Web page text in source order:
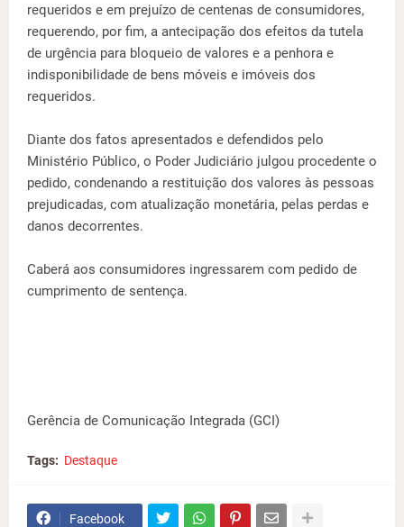
requeridos e em prejuízo de centenas de consumidores,
requerendo, por fim, a antecipação dos efeitos da tutela
de urgência para bloqueio de valores e a penhora e
indisponibilidade de bens móveis e imóveis dos
requeridos.
Diante dos fatos apresentados e defendidos pelo
Ministério Público, o Poder Judiciário julgou procedente o
pedido, condenando a restituição dos valores às pessoas
prejudicadas, com atualização monetária, pelas perdas e
danos decorrentes.
Caberá aos consumidores ingressarem com pedido de
cumprimento de sentença.
Gerência de Comunicação Integrada (GCI)
Tags: Destaque
Facebook